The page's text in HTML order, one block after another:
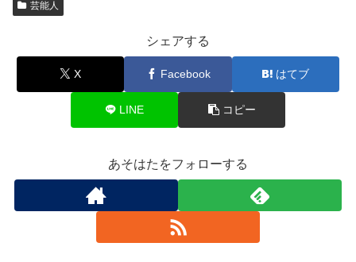
芸能人
シェアする
X Facebook はてブ
LINE コピー
あそはたをフォローする